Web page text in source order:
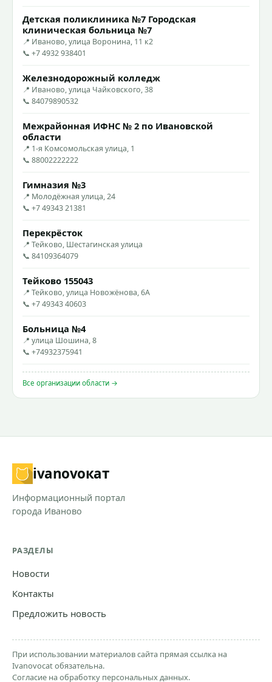
Детская поликлиника №7 Городская
клиническая больница №7
📍 Иваново, улица Воронина, 11 к2
📞 +7 4932 938401
Железнодорожный колледж
📍 Иваново, улица Чайковского, 38
📞 84079890532
Межрайонная ИФНС № 2 по Ивановской
области
📍 1-я Комсомольская улица, 1
📞 88002222222
Гимназия №3
📍 Молодёжная улица, 24
📞 +7 49343 21381
Перекрёсток
📍 Тейково, Шестагинская улица
📞 84109364079
Тейково 155043
📍 Тейково, улица Новожёнова, 6А
📞 +7 49343 40603
Больница №4
📍 улица Шошина, 8
📞 +74932375941
Все организации области →
ivanovoкат
Информационный портал
города Иваново
РАЗДЕЛЫ
Новости
Контакты
Предложить новость
При использовании материалов сайта прямая ссылка на
Ivanovocat обязательна.
Согласие на обработку персональных данных.